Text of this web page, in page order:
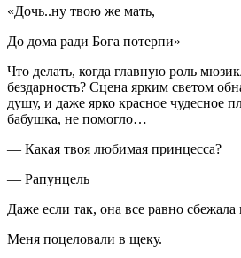
«Дочь..ну твою же мать,
До дома ради Бога потерпи»
Что делать, когда главную роль
бездарность? Сцена ярким светом
душу, и даже ярко красное чудесное
бабушка, не помогло…
— Какая твоя любимая принцесса?
— Рапунцель
Даже если так, она все равно
Меня поцеловали в щеку.